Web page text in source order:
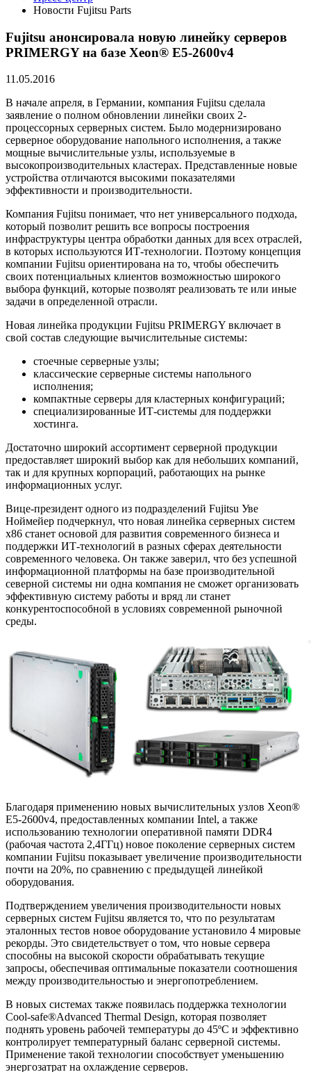
Новости Fujitsu Parts
Fujitsu анонсировала новую линейку серверов
PRIMERGY на базе Xeon® E5-2600v4
11.05.2016
В начале апреля, в Германии, компания Fujitsu сделала
заявление о полном обновлении линейки своих 2-
процессорных серверных систем. Было модернизировано
серверное оборудование напольного исполнения, а также
мощные вычислительные узлы, используемые в
высокопроизводительных кластерах. Представленные новые
устройства отличаются высокими показателями
эффективности и производительности.
Компания Fujitsu понимает, что нет универсального подхода,
который позволит решить все вопросы построения
инфраструктуры центра обработки данных для всех отраслей,
в которых используются ИТ-технологии. Поэтому концепция
компании Fujitsu ориентирована на то, чтобы обеспечить
своих потенциальных клиентов возможностью широкого
выбора функций, которые позволят реализовать те или иные
задачи в определенной отрасли.
Новая линейка продукции Fujitsu PRIMERGY включает в
свой состав следующие вычислительные системы:
стоечные серверные узлы;
классические серверные системы напольного
исполнения;
компактные серверы для кластерных конфигураций;
специализированные ИТ-системы для поддержки
хостинга.
Достаточно широкий ассортимент серверной продукции
предоставляет широкий выбор как для небольших компаний,
так и для крупных корпораций, работающих на рынке
информационных услуг.
Вице-президент одного из подразделений Fujitsu Уве
Ноймейер подчеркнул, что новая линейка серверных систем
x86 станет основой для развития современного бизнеса и
поддержки ИТ-технологий в разных сферах деятельности
современного человека. Он также заверил, что без успешной
информационной платформы на базе производительной
северной системы ни одна компания не сможет организовать
эффективную систему работы и вряд ли станет
конкурентоспособной в условиях современной рыночной
среды.
Благодаря применению новых вычислительных узлов Xeon®
E5-2600v4, предоставленных компании Intel, а также
использованию технологии оперативной памяти DDR4
(рабочая частота 2,4ГГц) новое поколение серверных систем
компании Fujitsu показывает увеличение производительности
почти на 20%, по сравнению с предыдущей линейкой
оборудования.
Подтверждением увеличения производительности новых
серверных систем Fujitsu является то, что по результатам
эталонных тестов новое оборудование установило 4 мировые
рекорды. Это свидетельствует о том, что новые сервера
способны на высокой скорости обрабатывать текущие
запросы, обеспечивая оптимальные показатели соотношения
между производительностью и энергопотреблением.
В новых системах также появилась поддержка технологии
Cool-safe®Advanced Thermal Design, которая позволяет
поднять уровень рабочей температуры до 45ºС и эффективно
контролирует температурный баланс серверной системы.
Применение такой технологии способствует уменьшению
энергозатрат на охлаждение серверов.